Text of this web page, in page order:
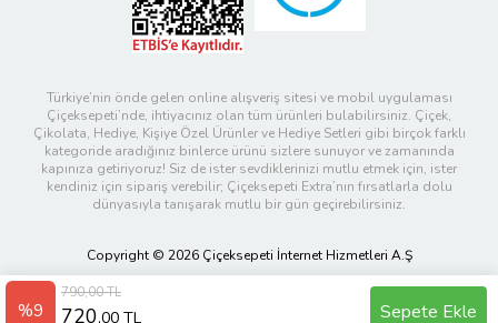
%9
790,00 TL
720,00 TL Sepete Ekle
Türkiye’nin önde gelen online alışveriş sitesi ve mobil uygulaması
Çiçeksepeti’nde, ihtiyacınız olan tüm ürünleri bulabilirsiniz. Çiçek,
Çikolata, Hediye, Kişiye Özel Ürünler ve Hediye Setleri gibi birçok farklı
kategoride aradığınız binlerce ürünü sizlere sunuyor ve zamanında
kapınıza getiriyoruz! Siz de ister sevdiklerinizi mutlu etmek için, ister
kendiniz için sipariş verebilir; Çiçeksepeti Extra’nın fırsatlarla dolu
dünyasıyla tanışarak mutlu bir gün geçirebilirsiniz.
Copyright © 2026 Çiçeksepeti İnternet Hizmetleri A.Ş